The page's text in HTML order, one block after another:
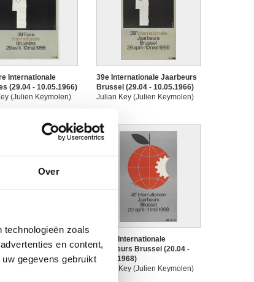
Over
technologieën zoals
en content,
gegevens gebruikt
Internationale
(29.04 - 10.05.1966)
(Julien Keymolen)
39e Internationale Jaarbeurs
Brussel (29.04 - 10.05.1966)
Julian Key (Julien Keymolen)
Internationale
(20.04 - 01.05.1968)
(Julien Keymolen)
41ste Internationale
Jaarbeurs Brussel (20.04 -
01.05.1968)
Julian Key (Julien Keymolen)